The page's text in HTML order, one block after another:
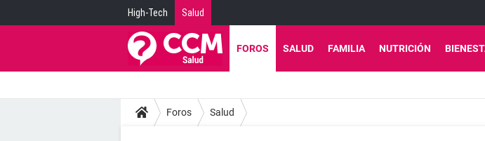
High-Tech Salud
FOROS SALUD FAMILIA NUTRICIÓN
Foros Salud